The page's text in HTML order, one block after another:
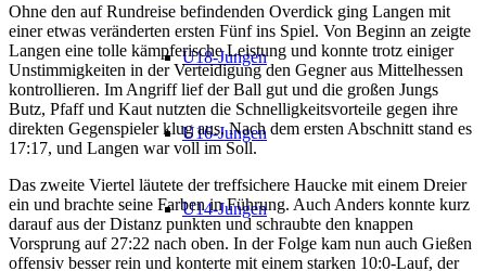
U18-Jungen
U16-Jungen
U14-Jungen
Ohne den auf Rundreise befindenden Overdick ging Langen mit
einer etwas veränderten ersten Fünf ins Spiel. Von Beginn an zeigte
Langen eine tolle kämpferische Leistung und konnte trotz einiger
Unstimmigkeiten in der Verteidigung den Gegner aus Mittelhessen
kontrollieren. Im Angriff lief der Ball gut und die großen Jungs
Butz, Pfaff und Kaut nutzten die Schnelligkeitsvorteile gegen ihre
direkten Gegenspieler klug aus. Nach dem ersten Abschnitt stand es
17:17, und Langen war voll im Soll.
Das zweite Viertel läutete der treffsichere Haucke mit einem Dreier
ein und brachte seine Farben in Führung. Auch Anders konnte kurz
darauf aus der Distanz punkten und schraubte den knappen
Vorsprung auf 27:22 nach oben. In der Folge kam nun auch Gießen
offensiv besser rein und konterte mit einem starken 10:0-Lauf, der